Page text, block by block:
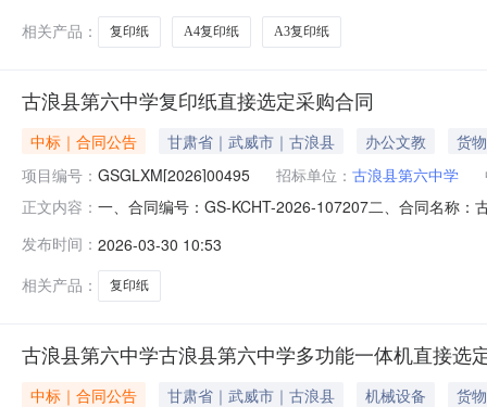
相关产品：
复印纸 A4复印纸 A3复印纸
古浪县第六中学复印纸直接选定采购合同
中标｜合同公告 甘肃省｜武威市｜古浪县 办公文教
货物
项目编号： GSGLXM[2026]00495 招标单位： 古浪县第六中学
正文内容： 一、合同编号：GS-KCHT-2026-107207二、合同名称
楼21号商铺联系方式：13893536033六、合同主要信息
发布时间： 2026-03-30 10:53
相关产品：
复印纸
古浪县第六中学古浪县第六中学多功能一体机直接选
中标｜合同公告 甘肃省｜武威市｜古浪县 机械设备
货物